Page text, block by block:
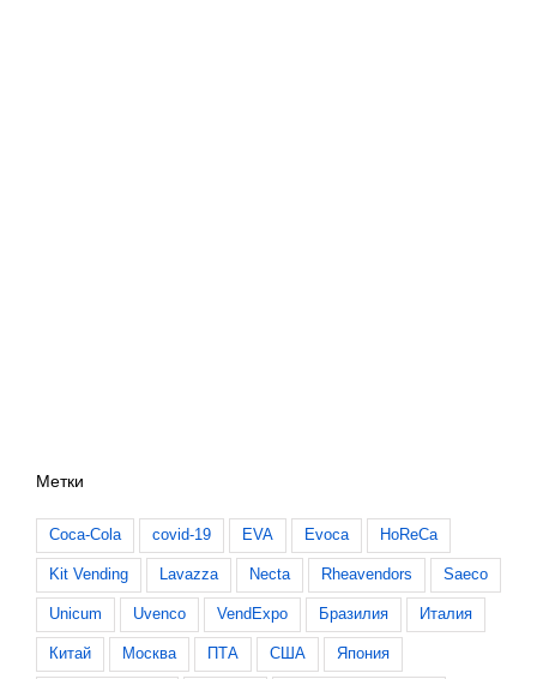
Метки
Coca-Cola covid-19 EVA Evoca HoReCa
Kit Vending Lavazza Necta Rheavendors Saeco
Unicum Uvenco VendExpo Бразилия Италия
Китай Москва ПТА США Япония